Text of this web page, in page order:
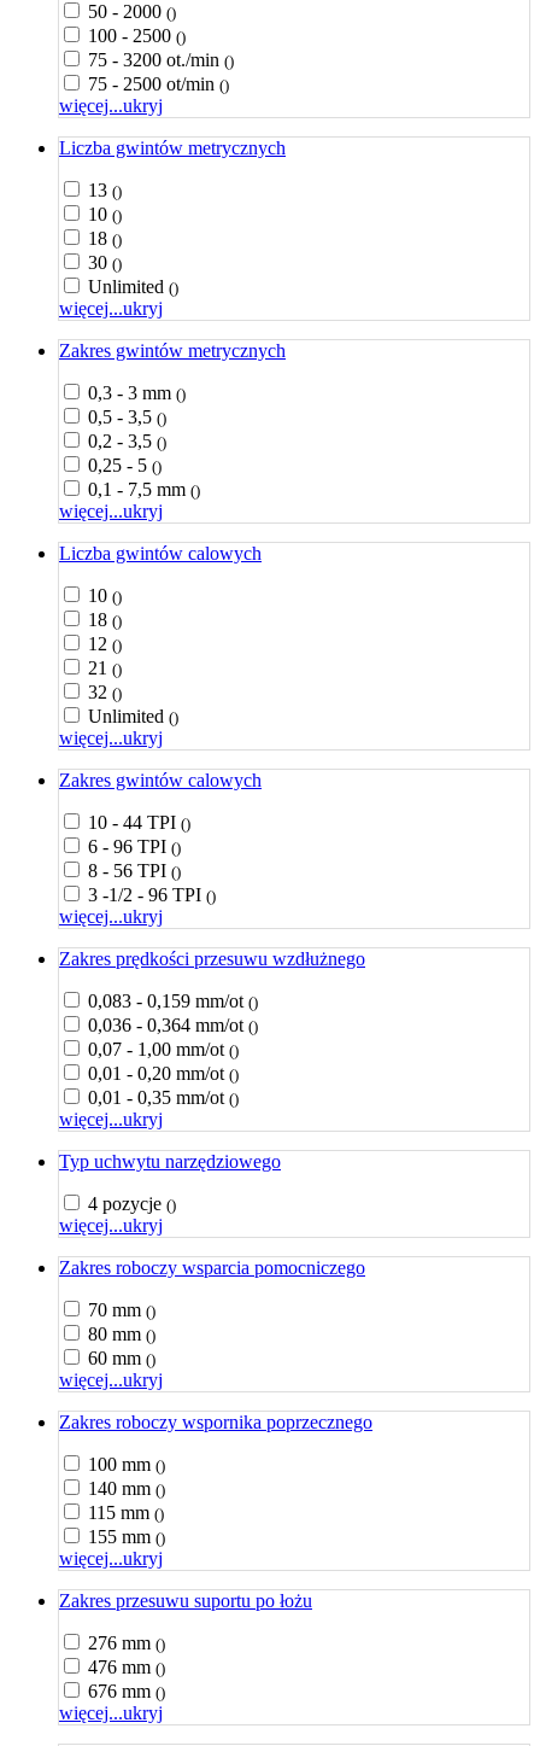
50 - 2000 ()
100 - 2500 ()
75 - 3200 ot./min ()
75 - 2500 ot/min ()
więcej...ukryj
Liczba gwintów metrycznych
13 ()
10 ()
18 ()
30 ()
Unlimited ()
więcej...ukryj
Zakres gwintów metrycznych
0,3 - 3 mm ()
0,5 - 3,5 ()
0,2 - 3,5 ()
0,25 - 5 ()
0,1 - 7,5 mm ()
więcej...ukryj
Liczba gwintów calowych
10 ()
18 ()
12 ()
21 ()
32 ()
Unlimited ()
więcej...ukryj
Zakres gwintów calowych
10 - 44 TPI ()
6 - 96 TPI ()
8 - 56 TPI ()
3 -1/2 - 96 TPI ()
więcej...ukryj
Zakres prędkości przesuwu wzdłużnego
0,083 - 0,159 mm/ot ()
0,036 - 0,364 mm/ot ()
0,07 - 1,00 mm/ot ()
0,01 - 0,20 mm/ot ()
0,01 - 0,35 mm/ot ()
więcej...ukryj
Typ uchwytu narzędziowego
4 pozycje ()
więcej...ukryj
Zakres roboczy wsparcia pomocniczego
70 mm ()
80 mm ()
60 mm ()
więcej...ukryj
Zakres roboczy wspornika poprzecznego
100 mm ()
140 mm ()
115 mm ()
155 mm ()
więcej...ukryj
Zakres przesuwu suportu po łożu
276 mm ()
476 mm ()
676 mm ()
więcej...ukryj